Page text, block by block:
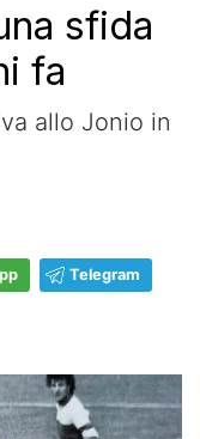
sfida
fa
allo Jonio in
Telegram